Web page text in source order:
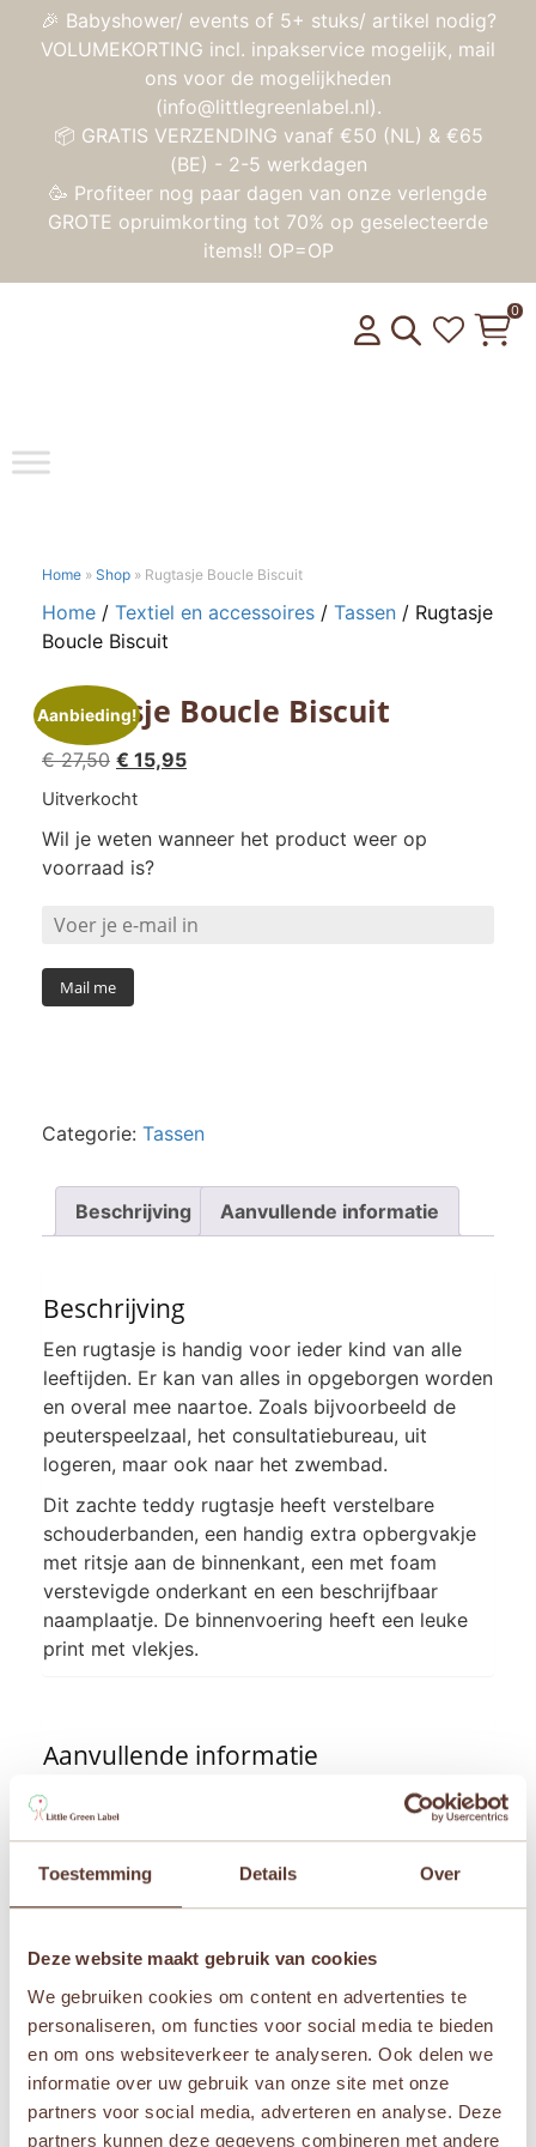
Toestemming Details Over
Deze website maakt gebruik van cookies
We gebruiken cookies om content en advertenties te
personaliseren, om functies voor social media te bieden
en om ons websiteverkeer te analyseren. Ook delen we
informatie over uw gebruik van onze site met onze
partners voor social media, adverteren en analyse. Deze
partners kunnen deze gegevens combineren met andere
🎉 Babyshower/ events of 5+ stuks/ artikel nodig?
VOLUMEKORTING incl. inpakservice mogelijk, mail
ons voor de mogelijkheden
(info@littlegreenlabel.nl).
📦 GRATIS VERZENDING vanaf €50 (NL) & €65
(BE) - 2-5 werkdagen
🥳 Profiteer nog paar dagen van onze verlengde
GROTE opruimkorting tot 70% op geselecteerde
items!! OP=OP
Toggle
0
Home » Shop » Rugtasje Boucle Biscuit
Home / Textiel en accessoires / Tassen / Rugtasje
Boucle Biscuit
Aanbieding!
Rugtasje Boucle Biscuit
€27,50 Oorspronkelijke
prijs
€ 27,50.
€ 15,95Huidige
€ 15,95.
Uitverkocht
Wil je weten wanneer het product weer op
voorraad is?
Mail me
Categorie: Tassen
Beschrijving Aanvullende informatie
Beschrijving
Een rugtasje is handig voor ieder kind van alle
leeftijden. Er kan van alles in opgeborgen worden
en overal mee naartoe. Zoals bijvoorbeeld de
peuterspeelzaal, het consultatiebureau, uit
logeren, maar ook naar het zwembad.
Dit zachte teddy rugtasje heeft verstelbare
schouderbanden, een handig extra opbergvakje
met ritsje aan de binnenkant, een met foam
verstevigde onderkant en een beschrijfbaar
naamplaatje. De binnenvoering heeft een leuke
print met vlekjes.
Aanvullende informatie
24 × 22 cm
Jollein
Gerelateerde producten